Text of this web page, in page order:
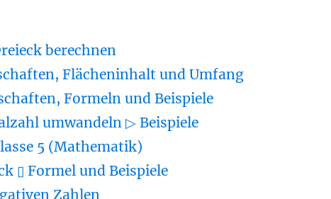
berechnen
Flächeninhalt und Umfang
Formeln und Beispiele
umwandeln ▷ Beispiele
5 (Mathematik)
▯ Formel und Beispiele
Zahlen